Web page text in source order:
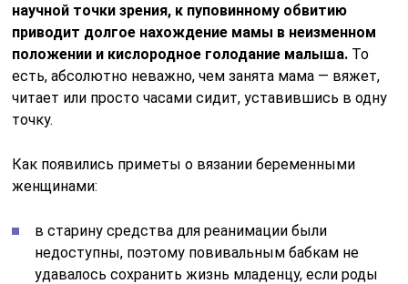
научной точки зрения, к пуповинному обвитию
приводит долгое нахождение мамы в неизменном
положении и кислородное голодание малыша. То
есть, абсолютно неважно, чем занята мама — вяжет,
читает или просто часами сидит, уставившись в одну
точку.
Как появились приметы о вязании беременными
женщинами:
в старину средства для реанимации были
недоступны, поэтому повивальным бабкам не
удавалось сохранить жизнь младенцу, если роды